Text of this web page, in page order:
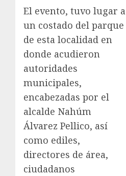
El evento, tuvo lugar a
un costado del parque
de esta localidad en
donde acudieron
autoridades
municipales,
encabezadas por el
alcalde Nahúm
Álvarez Pellico, así
como ediles,
directores de área,
ciudadanos